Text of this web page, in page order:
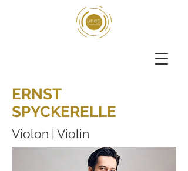
ERNST
SPYCKERELLE
Violon | Violin